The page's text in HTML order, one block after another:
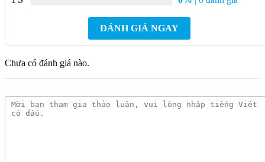
Cảnh báo dư nhiệt Có
Tự ngắt khi không có nồi Có
Khóa an toàn (Khóa trẻ em)
hợp
ĐÁNH GIÁ NGAY
Chưa có đánh giá nào.